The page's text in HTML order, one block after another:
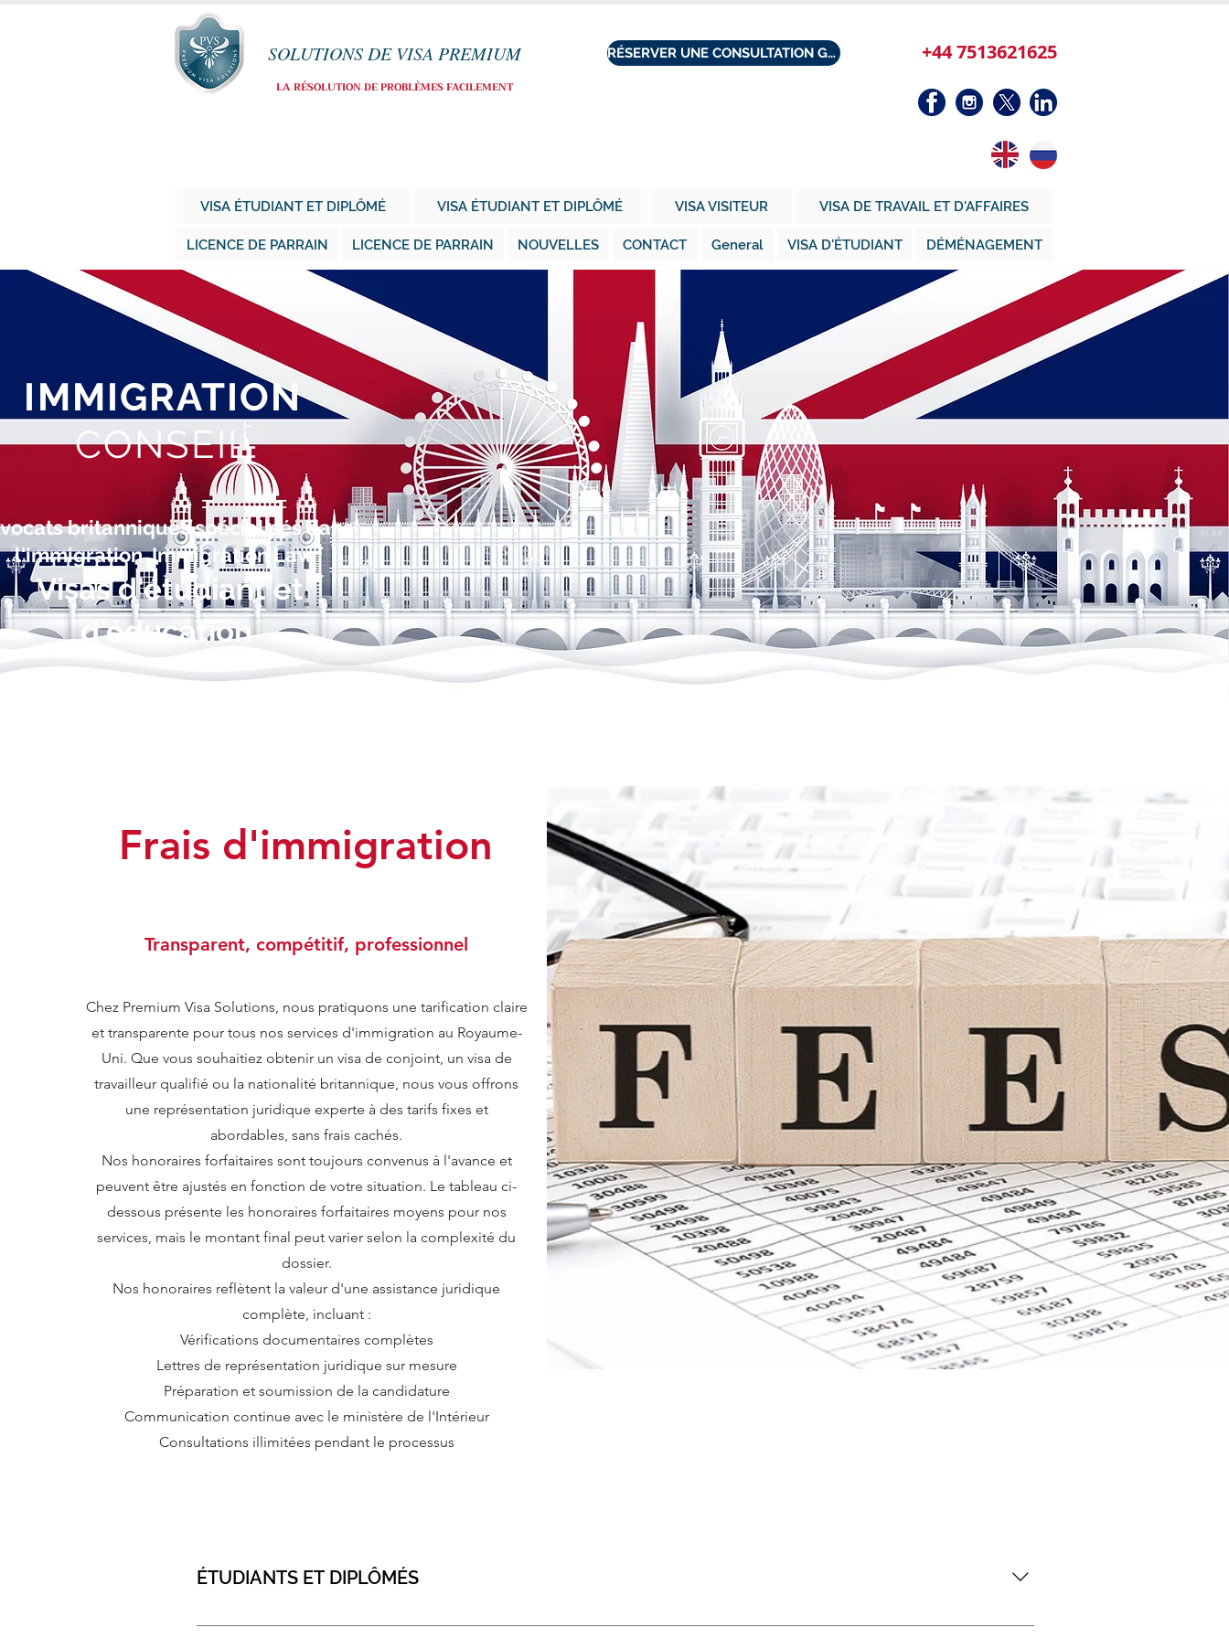
SOLUTIONS DE VISA PREMIUM
LA RÉSOLUTION DE PROBLÈMES FACILEMENT
RÉSERVER UNE CONSULTATION GRATUITE +44 7513621625
VISA ÉTUDIANT ET DIPLÔMÉ VISA ÉTUDIANT ET DIPLÔMÉ VISA VISITEUR VISA DE TRAVAIL ET D'AFFAIRES
LICENCE DE PARRAIN LICENCE DE PARRAIN NOUVELLES CONTACT General VISA D'ÉTUDIANT DÉMÉNAGEMENT
IMMIGRATION
CONSEIL
britanniques spécialisés dans
l'immigration Immigration Law ,
Visas d'étudiant et
d'éducation
Frais d'immigration
Transparent, compétitif, professionnel
Chez Premium Visa Solutions, nous pratiquons une tarification claire
et transparente pour tous nos services d'immigration au Royaume-
Uni. Que vous souhaitiez obtenir un visa de conjoint, un visa de
travailleur qualifié ou la nationalité britannique, nous vous offrons
une représentation juridique experte à des tarifs fixes et
abordables, sans frais cachés.
Nos honoraires forfaitaires sont toujours convenus à l'avance et
peuvent être ajustés en fonction de votre situation. Le tableau ci-
dessous présente les honoraires forfaitaires moyens pour nos
services, mais le montant final peut varier selon la complexité du
dossier.
Nos honoraires reflètent la valeur d'une assistance juridique
complète, incluant :
Vérifications documentaires complètes
Lettres de représentation juridique sur mesure
Préparation et soumission de la candidature
Communication continue avec le ministère de l'Intérieur
Consultations illimitées pendant le processus
ÉTUDIANTS ET DIPLÔMÉS
VISA ÉTUDIANT550 £ - 750 £VISA D'ÉTUDES SUPÉRIEURES550 £ - 750 £INDIVIDU À FORT POTENTIEL550 £ - 750